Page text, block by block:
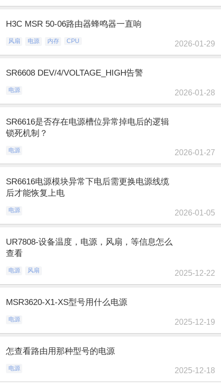
H3C MSR 50-06路由器蜂鸣器一直响
风扇 电源 内存 CPU 2026-01-29
SR6608 DEV/4/VOLTAGE_HIGH告警
电源 2026-01-28
SR6616是否存在电源槽位异常掉电后的逻辑
锁死机制？
电源 2026-01-27
SR6616电源模块异常下电后需更换电源线缆
后才能恢复上电
电源 2026-01-05
UR7808-设备温度，电源，风扇，等信息怎么
查看
电源 风扇 2025-12-22
MSR3620-X1-XS型号用什么电源
电源 2025-12-19
怎查看路由用那种型号的电源
电源 2025-12-18